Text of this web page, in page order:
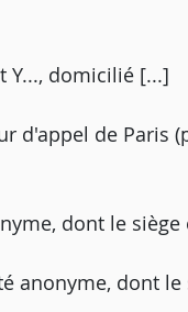
Laurent Y...,
d'appel de Paris
anonyme,